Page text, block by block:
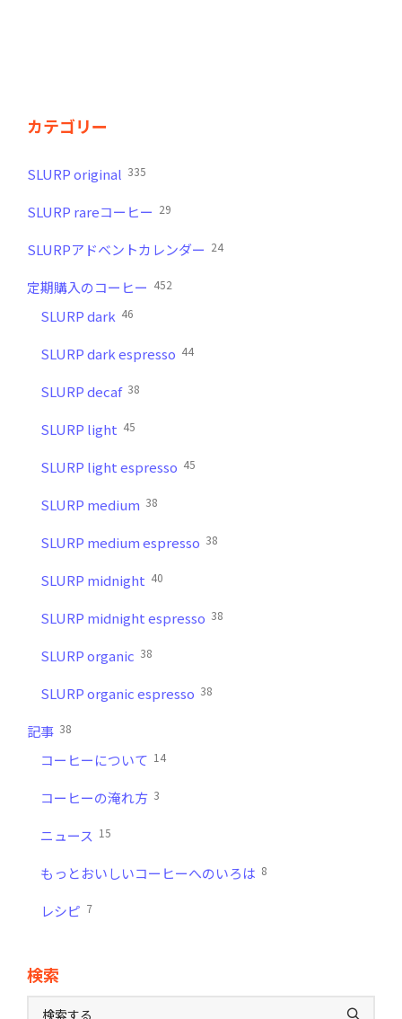
カテゴリー
SLURP original 335
SLURP rareコーヒー 29
SLURPアドベントカレンダー 24
定期購入のコーヒー 452
SLURP dark 46
SLURP dark espresso 44
SLURP decaf 38
SLURP light 45
SLURP light espresso 45
SLURP medium 38
SLURP medium espresso 38
SLURP midnight 40
SLURP midnight espresso 38
SLURP organic 38
SLURP organic espresso 38
記事 38
コーヒーについて 14
コーヒーの淹れ方 3
ニュース 15
もっとおいしいコーヒーへのいろは 8
レシピ 7
検索